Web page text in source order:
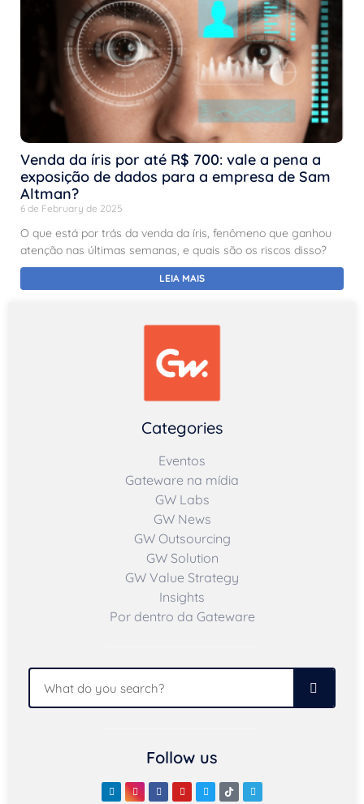
Venda da íris por até R$ 700: vale a pena a
exposição de dados para a empresa de Sam
Altman?
6 de February de 2025
O que está por trás da venda da íris, fenômeno que ganhou
atenção nas últimas semanas, e quais são os riscos disso?
LEIA MAIS
Categories
Eventos
Gateware na mídia
GW Labs
GW News
GW Outsourcing
GW Solution
GW Value Strategy
Insights
Por dentro da Gateware
Follow us